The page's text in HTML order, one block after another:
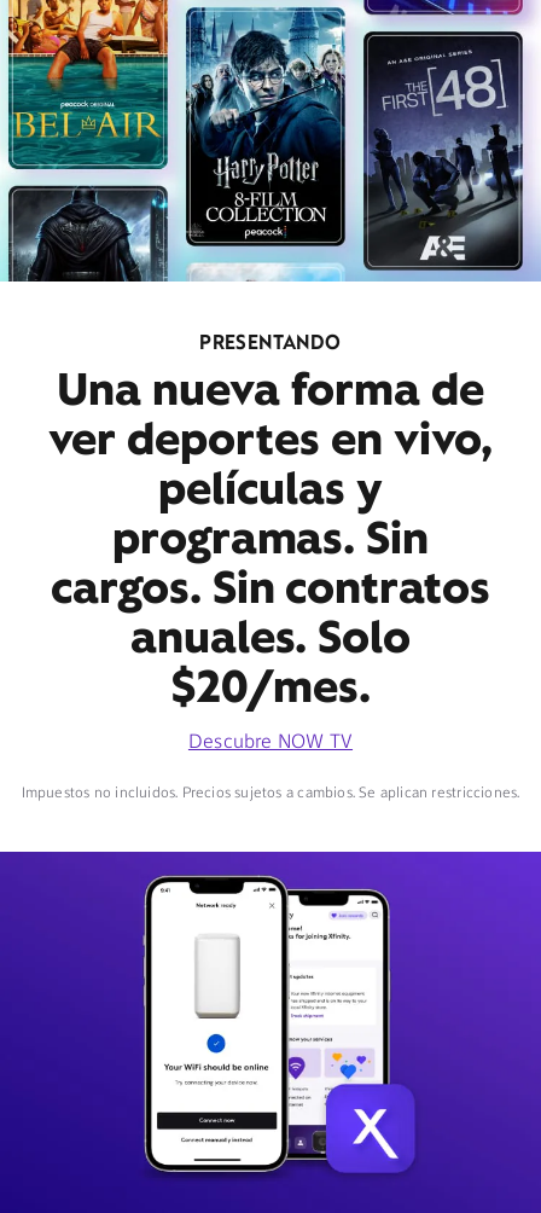
PRESENTANDO
Una nueva forma de
ver deportes en vivo,
películas y
programas. Sin
cargos. Sin contratos
anuales. Solo
$20/mes.
Descubre NOW TV
Impuestos no incluidos. Precios sujetos a cambios. Se aplican restricciones.